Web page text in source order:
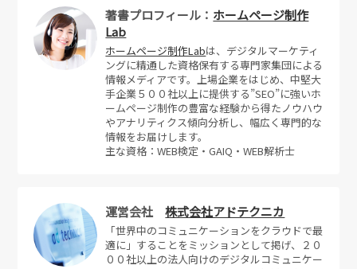
著書プロフィール： ホームページ制作
Lab
ホームページ制作Labは、デジタルマーケティ
ングに精通した資格保有する専門家集団による
情報メディアです。上場企業をはじめ、中堅大
手企業５００社以上に提供する”SEO”に強いホ
ームページ制作の豊富な経験から得たノウハウ
やアナリティクス傾向分析し、幅広く専門的な
情報をお届けします。
主な資格：WEB検定・GAIQ・WEB解析士
運営会社株式会社アドテクニカ
「世界中のコミュニケーションをクラウドで最
適に」することをミッションとして掲げ、２０
００社以上の法人向けのデジタルコミュニケー